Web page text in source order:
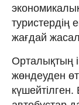
туристердің
жағдай
Орталықтың
жөндеуден